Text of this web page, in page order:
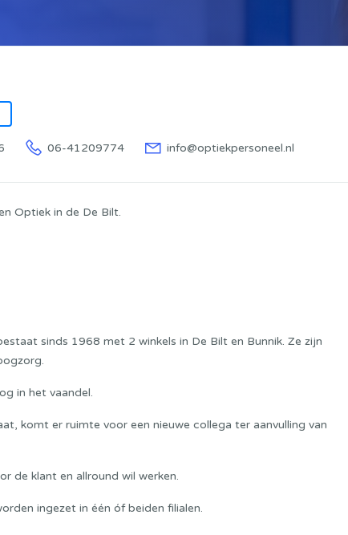
06-41209774 info@optiekpersoneel.nl
Optiek in de De Bilt.
sinds 1968 met 2 winkels in De Bilt en Bunnik. Ze zijn
in het vaandel.
komt er ruimte voor een nieuwe collega ter aanvulling van
de klant en allround wil werken.
ingezet in één óf beiden filialen.